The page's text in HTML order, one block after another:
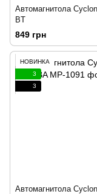
Автомагнитола
BT
849 грн
НОВИНКА
3
3
Автомагнитола